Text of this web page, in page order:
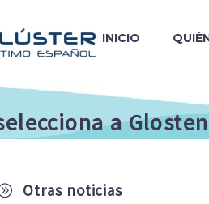
INICIO
a
Otras noticias